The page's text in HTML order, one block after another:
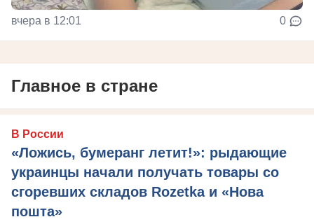
вчера в 12:01 0
Главное в стране
В России
«Ложись, бумеранг летит!»: рыдающие
украинцы начали получать товары со
сгоревших складов Rozetka и «Нова
пошта»